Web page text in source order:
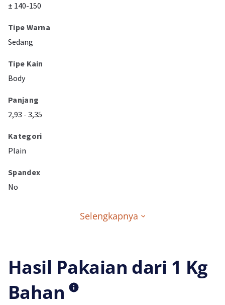
± 140-150
Tipe Warna
Sedang
Tipe Kain
Body
Panjang
2,93 - 3,35
Kategori
Plain
Spandex
No
Selengkapnya
Hasil Pakaian dari 1 Kg
Bahan